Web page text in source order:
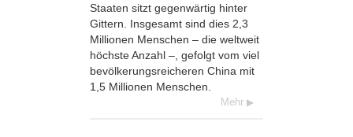
Staaten sitzt gegenwärtig hinter
Gittern. Insgesamt sind dies 2,3
Millionen Menschen – die weltweit
höchste Anzahl –, gefolgt vom viel
bevölkerungsreicheren China mit
1,5 Millionen Menschen.
Mehr